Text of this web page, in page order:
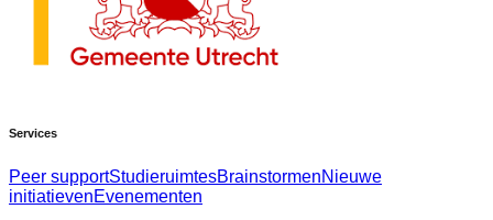
Services
Peer supportStudieruimtesBrainstormenNieuwe
initiatievenEvenementen